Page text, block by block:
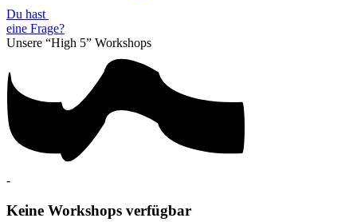
Du hast
eine Frage?
Unsere “High 5” Workshops
-
Keine Workshops verfügbar